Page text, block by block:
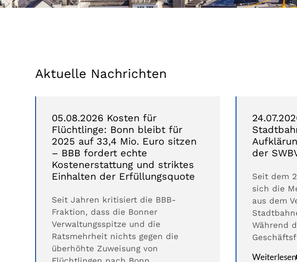
Aktuelle Nachrichten
05.08.2026 Kosten für
Flüchtlinge: Bonn bleibt für
2025 auf 33,4 Mio. Euro sitzen
– BBB fordert echte
Kostenerstattung und striktes
Einhalten der Erfüllungsquote
Seit Jahren kritisiert die BBB-
Fraktion, dass die Bonner
Verwaltungsspitze und die
Ratsmehrheit nichts gegen die
überhöhte Zuweisung von
der
Seit dem
sich die
aus dem
Während
Weiterlesen